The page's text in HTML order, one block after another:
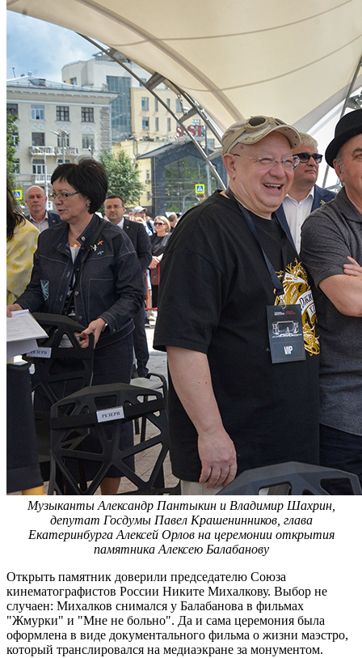
Музыканты Александр Пантыкин и Владимир Шахрин,
депутат Госдумы Павел Крашенинников, глава
Екатеринбурга Алексей Орлов на церемонии открытия
памятника Алексею Балабанову
Открыть памятник доверили председателю Союза
кинематографистов России Никите Михалкову. Выбор не
случаен: Михалков снимался у Балабанова в фильмах
"Жмурки" и "Мне не больно". Да и сама церемония была
оформлена в виде документального фильма о жизни маэстро,
который транслировался на медиаэкране за монументом.